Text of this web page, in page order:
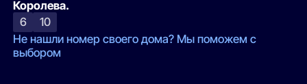
Королева.
6
10
Не нашли номер своего дома? Мы поможем с
выбором